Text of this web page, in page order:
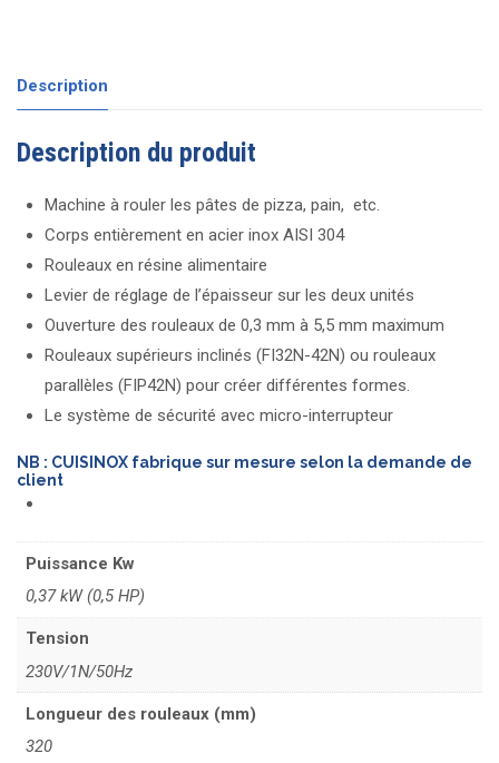
Description
Description du produit
Machine à rouler les pâtes de pizza, pain, etc.
Corps entièrement en acier inox AISI 304
Rouleaux en résine alimentaire
Levier de réglage de l’épaisseur sur les deux unités
Ouverture des rouleaux de 0,3 mm à 5,5 mm maximum
Rouleaux supérieurs inclinés (FI32N-42N) ou rouleaux
parallèles (FIP42N) pour créer différentes formes.
Le système de sécurité avec micro-interrupteur
NB : CUISINOX fabrique sur mesure selon la demande de
client
Puissance Kw
0,37 kW (0,5 HP)
Tension
230V/1N/50Hz
Longueur des rouleaux (mm)
320